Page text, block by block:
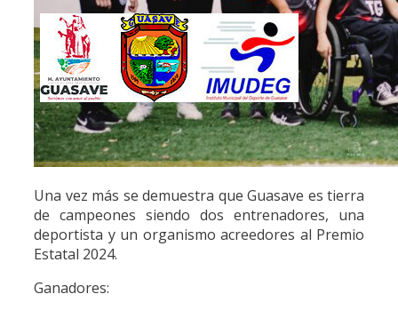
Una vez más se demuestra que Guasave es tierra
de campeones siendo dos entrenadores, una
deportista y un organismo acreedores al Premio
Estatal 2024.
Ganadores: